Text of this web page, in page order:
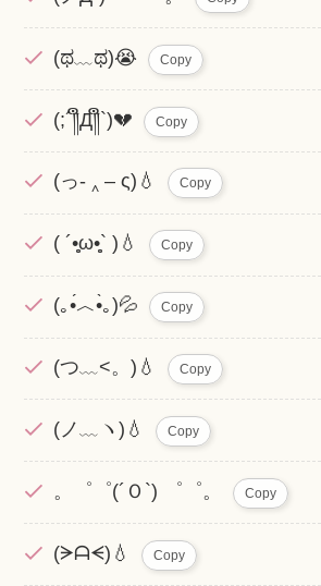
(ಥ﹏ಥ)😭 Copy
(;´༎ຶД༎ຶ`)💔 Copy
(っ- ‸ – ς)💧 Copy
( ´•̥̥̥ω•̥̥̥` )💧 Copy
(｡•́︿•̀｡)💦 Copy
(つ﹏<。)💧 Copy
(ノ﹏ヽ)💧 Copy
。゜゜(´Ｏ`) ゜゜。 Copy
(ᗒᗩᗕ)💧 Copy